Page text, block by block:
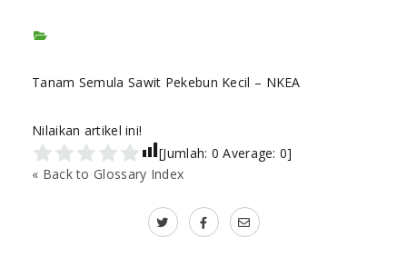
Tanam Semula Sawit Pekebun Kecil – NKEA
Nilaikan artikel ini!
[Jumlah: 0 Average:0]
« Back to Glossary Index